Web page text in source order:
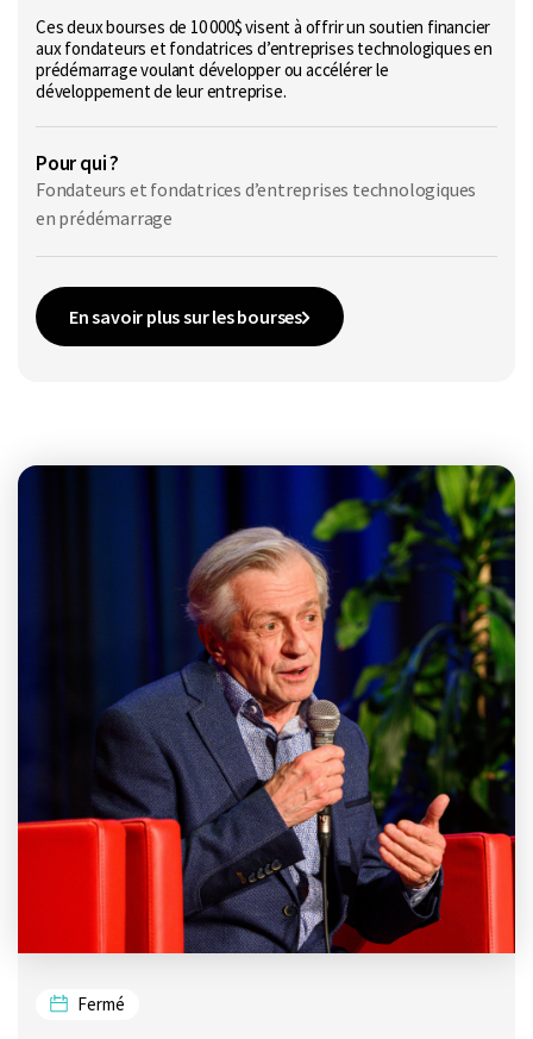
Ces deux bourses de 10 000$ visent à offrir un soutien financier
aux fondateurs et fondatrices d’entreprises technologiques en
prédémarrage voulant développer ou accélérer le
développement de leur entreprise.
Pour qui ?
Fondateurs et fondatrices d’entreprises technologiques
en prédémarrage
En savoir plus sur les bourses
Fermé